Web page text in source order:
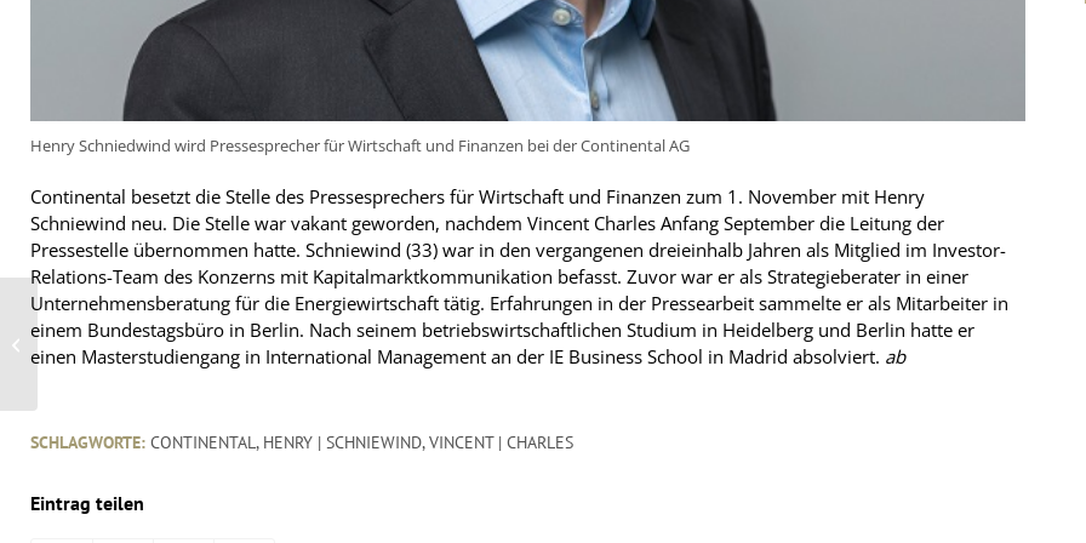
Henry Schniedwind wird Pressesprecher für Wirtschaft und Finanzen bei der Continental AG
Continental besetzt die Stelle des Pressesprechers für Wirtschaft und Finanzen zum 1. November mit Henry
Schniewind neu. Die Stelle war vakant geworden, nachdem Vincent Charles Anfang September die Leitung der
Pressestelle übernommen hatte. Schniewind (33) war in den vergangenen dreieinhalb Jahren als Mitglied im Investor-
Relations-Team des Konzerns mit Kapitalmarktkommunikation befasst. Zuvor war er als Strategieberater in einer
Unternehmensberatung für die Energiewirtschaft tätig. Erfahrungen in der Pressearbeit sammelte er als Mitarbeiter in
einem Bundestagsbüro in Berlin. Nach seinem betriebswirtschaftlichen Studium in Heidelberg und Berlin hatte er
einen Masterstudiengang in International Management an der IE Business School in Madrid absolviert. ab
SCHLAGWORTE: CONTINENTAL , HENRY | SCHNIEWIND,VINCENT | CHARLES
Eintrag teilen
Speed4Trade gibt
neues Enterprise-
Shopsystem raus